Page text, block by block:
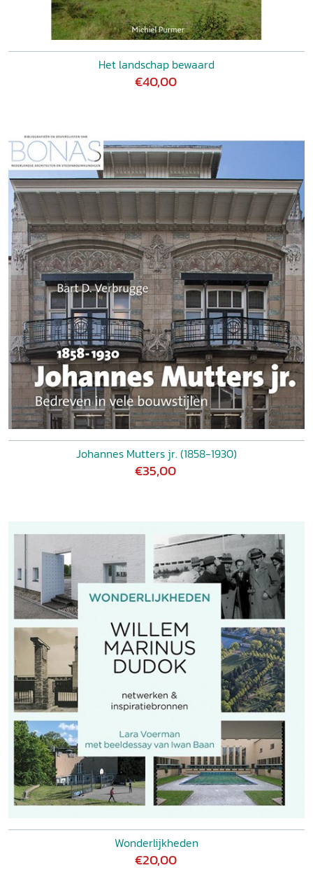
Het landschap bewaard
€40,00
Johannes Mutters jr. (1858-1930)
€35,00
Wonderlijkheden
€20,00